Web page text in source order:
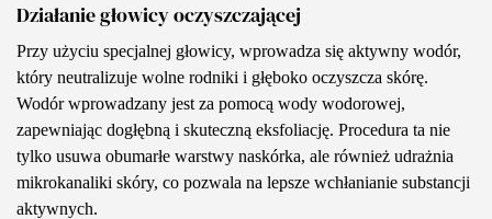
Działanie głowicy oczyszczającej
Przy użyciu specjalnej głowicy, wprowadza się aktywny wodór,
który neutralizuje wolne rodniki i głęboko oczyszcza skórę.
Wodór wprowadzany jest za pomocą wody wodorowej,
zapewniając dogłębną i skuteczną eksfoliację. Procedura ta nie
tylko usuwa obumarłe warstwy naskórka, ale również udrażnia
mikrokanaliki skóry, co pozwala na lepsze wchłanianie substancji
aktywnych.